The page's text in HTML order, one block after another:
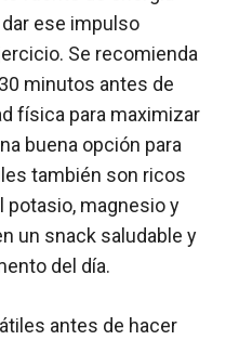
ese impulso
Se recomienda
minutos antes de
física para maximizar
buena opción para
también son ricos
potasio, magnesio y
un snack saludable y
del día.
antes de hacer